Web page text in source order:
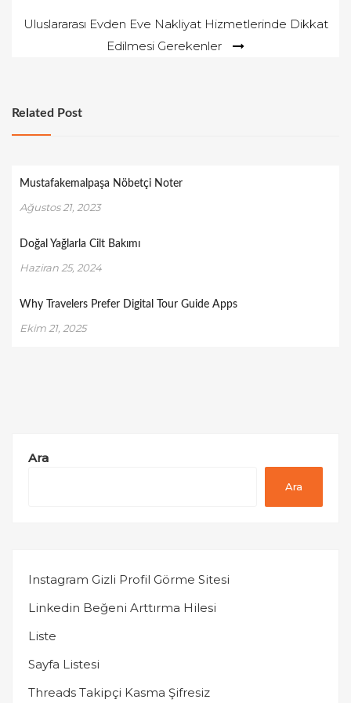
Uluslararası Evden Eve Nakliyat Hizmetlerinde Dikkat
Edilmesi Gerekenler
Related Post
Mustafakemalpaşa Nöbetçi Noter
Ağustos 21, 2023
Doğal Yağlarla Cilt Bakımı
Haziran 25, 2024
Why Travelers Prefer Digital Tour Guide Apps
Ekim 21, 2025
Ara
Ara
Instagram Gizli Profil Görme Sitesi
Linkedin Beğeni Arttırma Hilesi
Liste
Sayfa Listesi
Threads Takipçi Kasma Şifresiz